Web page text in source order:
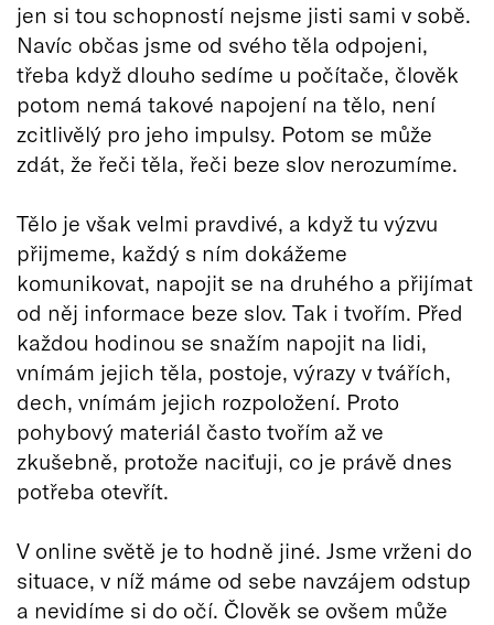
jen si tou schopností nejsme jisti sami v sobě.
Navíc občas jsme od svého těla odpojeni,
třeba když dlouho sedíme u počítače, člověk
potom nemá takové napojení na tělo, není
zcitlivělý pro jeho impulsy. Potom se může
zdát, že řeči těla, řeči beze slov nerozumíme.
Tělo je však velmi pravdivé, a když tu výzvu
přijmeme, každý s ním dokážeme
komunikovat, napojit se na druhého a přijímat
od něj informace beze slov. Tak i tvořím. Před
každou hodinou se snažím napojit na lidi,
vnímám jejich těla, postoje, výrazy v tvářích,
dech, vnímám jejich rozpoložení. Proto
pohybový materiál často tvořím až ve
zkušebně, protože naciťuji, co je právě dnes
potřeba otevřít.
V online světě je to hodně jiné. Jsme vrženi do
situace, v níž máme od sebe navzájem odstup
a nevidíme si do očí. Člověk se ovšem může